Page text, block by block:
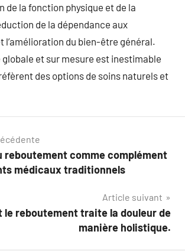
de la fonction physique et de la
de la dépendance aux
l’amélioration du bien-être général.
et sur mesure est inestimable
des options de soins naturels et
reboutement comme complément
médicaux traditionnels
Article suivant
le reboutement traite la douleur de
manière holistique.